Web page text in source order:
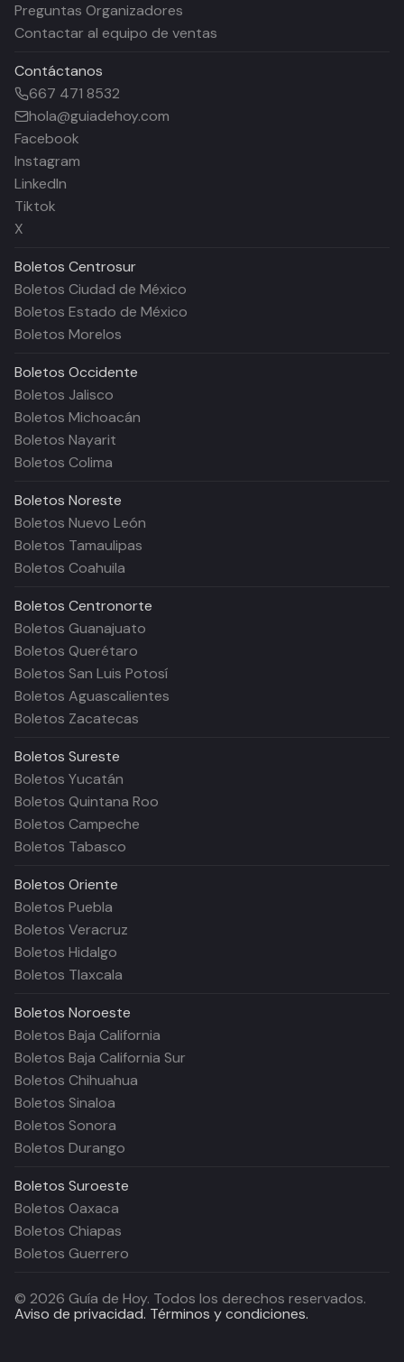
Preguntas Organizadores
Contactar al equipo de ventas
Contáctanos
667 471 8532
hola@guiadehoy.com
Facebook
Instagram
LinkedIn
Tiktok
X
Boletos Centrosur
Boletos Ciudad de México
Boletos Estado de México
Boletos Morelos
Boletos Occidente
Boletos Jalisco
Boletos Michoacán
Boletos Nayarit
Boletos Colima
Boletos Noreste
Boletos Nuevo León
Boletos Tamaulipas
Boletos Coahuila
Boletos Centronorte
Boletos Guanajuato
Boletos Querétaro
Boletos San Luis Potosí
Boletos Aguascalientes
Boletos Zacatecas
Boletos Sureste
Boletos Yucatán
Boletos Quintana Roo
Boletos Campeche
Boletos Tabasco
Boletos Oriente
Boletos Puebla
Boletos Veracruz
Boletos Hidalgo
Boletos Tlaxcala
Boletos Noroeste
Boletos Baja California
Boletos Baja California Sur
Boletos Chihuahua
Boletos Sinaloa
Boletos Sonora
Boletos Durango
Boletos Suroeste
Boletos Oaxaca
Boletos Chiapas
Boletos Guerrero
© 2026 Guía de Hoy. Todos los derechos reservados.
Aviso de privacidad. Términos y condiciones.